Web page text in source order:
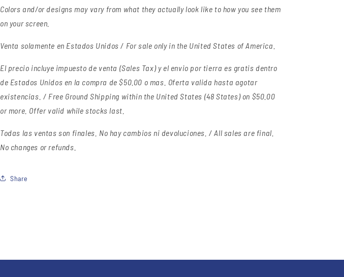
Colors and/or designs may vary from what they actually look like to how you see them
on your screen.
Venta solamente en Estados Unidos / For sale only in the United States of America.
El precio incluye impuesto de venta (Sales Tax) y el envio por tierra es gratis dentro
de Estados Unidos en la compra de $50.00 o mas. Oferta valida hasta agotar
existencias. / Free Ground Shipping within the United States (48 States) on $50.00
or more. Offer valid while stocks last.
Todas las ventas son finales. No hay cambios ni devoluciones. / All sales are final.
No changes or refunds.
Share